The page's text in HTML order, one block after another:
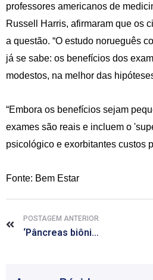
professores americanos de
Russell Harris, afirmaram que os
a questão. “O estudo norueguês
já se sabe: os benefícios dos
modestos, na melhor das
“Embora os benefícios sejam
exames são reais e incluem o
psicológico e exorbitantes custos
Fonte: Bem Estar
POSTAGEM ANTERIOR
‘Pâncreas biônico’ feito com iPhone combate diabetes com eficácia